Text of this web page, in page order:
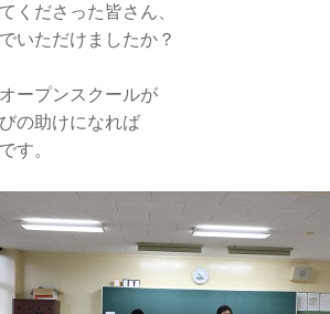
くださった皆さん、
いただけましたか？
ープンスクールが
の助けになれば
す。